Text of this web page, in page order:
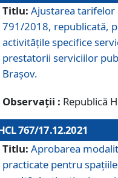
Titlu: Ajustarea tarifelor
791/2018, republicată,
activităţile specifice
prestatorii serviciilor
Braşov.
Observații : Republică
767/17.12.2021
Titlu: Aprobarea
practicate pentru